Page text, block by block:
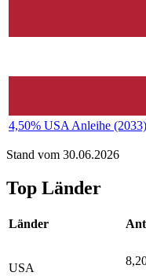
4,50% USA Anleihe (2033)
Stand vom 30.06.2026
Top Länder
Länder
USA